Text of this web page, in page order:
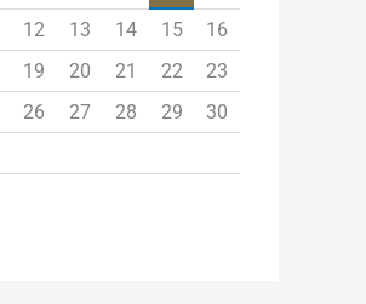
12 13 14 15
16
19 20 21 22
23
26 27 28 29
30